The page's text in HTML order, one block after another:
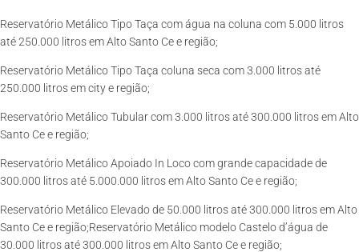
Reservatório Metálico Tipo Taça com água na coluna com 5.000 litros
até 250.000 litros em Alto Santo Ce e região;
Reservatório Metálico Tipo Taça coluna seca com 3.000 litros até
250.000 litros em city e região;
Reservatório Metálico Tubular com 3.000 litros até 300.000 litros em Alto
Santo Ce e região;
Reservatório Metálico Apoiado In Loco com grande capacidade de
300.000 litros até 5.000.000 litros em Alto Santo Ce e região;
Reservatório Metálico Elevado de 50.000 litros até 300.000 litros em Alto
Santo Ce e região;Reservatório Metálico modelo Castelo d’água de
30.000 litros até 300.000 litros em Alto Santo Ce e região;